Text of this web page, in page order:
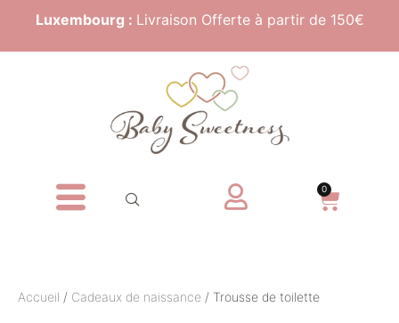
Luxembourg : Livraison Offerte à partir de 150€
0
Accueil / Cadeaux de naissance / Trousse de toilette